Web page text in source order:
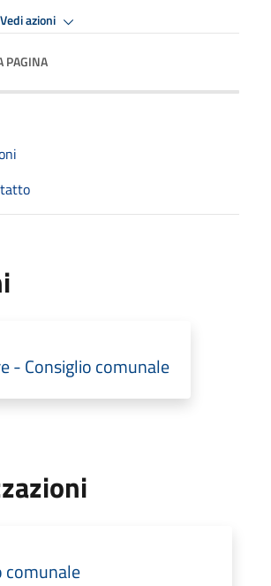
Vedi azioni
PAGINA
- Consiglio comunale
comunale